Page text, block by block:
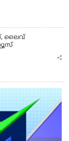
ലൈവ്